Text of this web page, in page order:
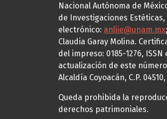
Nacional Autónoma de
de Investigaciones Estéticas,
electrónico: anliie@unam.mx
Claudia Garay Molina.
del impreso: 0185-1276,
actualización de este
Alcaldía Coyoacán, C.P.
Queda prohibida la
derechos patrimoniales.